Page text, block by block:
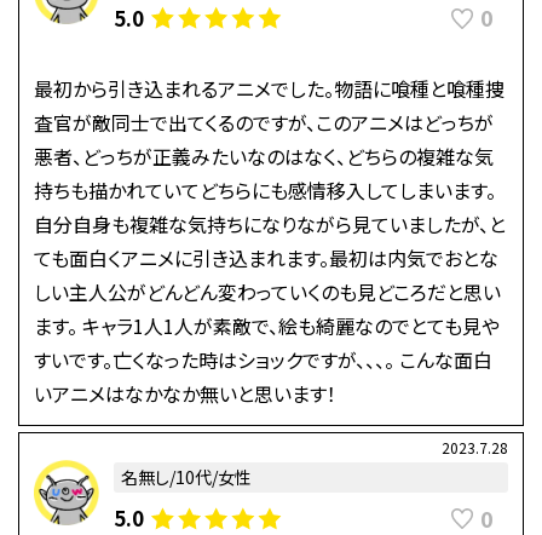
5.0 0
最初から引き込まれるアニメでした。物語に喰種と喰種捜
査官が敵同士で出てくるのですが、このアニメはどっちが
悪者、どっちが正義みたいなのはなく、どちらの複雑な気
持ちも描かれていてどちらにも感情移入してしまいます。
自分自身も複雑な気持ちになりながら見ていましたが、と
ても面白くアニメに引き込まれます。最初は内気でおとな
しい主人公がどんどん変わっていくのも見どころだと思い
ます。 キャラ1人1人が素敵で、絵も綺麗なのでとても見や
すいです。亡くなった時はショックですが、、、。 こんな面白
いアニメはなかなか無いと思います！
2023.7.28
名無し/10代/女性
5.0 0